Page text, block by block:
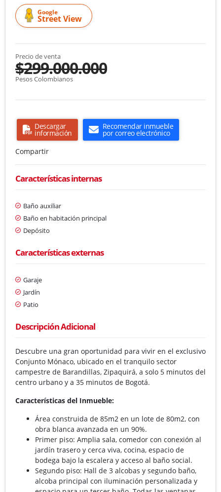
Google
Street View
Precio de venta
$299.000.000
Pesos Colombianos
Descargar
información
Recomendar inmueble
por correo electrónico
Compartir
Características internas
Baño auxiliar
Baño en habitación principal
Depósito
Características externas
Garaje
Jardín
Patio
Descripción Adicional
Descubre una gran oportunidad para vivir en el exclusivo
Conjunto Mónaco, ubicado en el tranquilo sector
campestre de Barandillas, Zipaquirá, a solo 5 minutos del
centro urbano y a 35 minutos de Bogotá.
Características del Inmueble:
Área construida de 85m2 en un lote de 80m2, con
obra blanca avanzada en un 90%.
Primer piso: Amplia sala, comedor con conexión al
jardín trasero y cerca viva, cocina, espacio de
bodega bajo la escalera y acceso al baño social.
Segundo piso: Hall de 3 alcobas y segundo baño,
alcoba principal con iluminación personalizada y